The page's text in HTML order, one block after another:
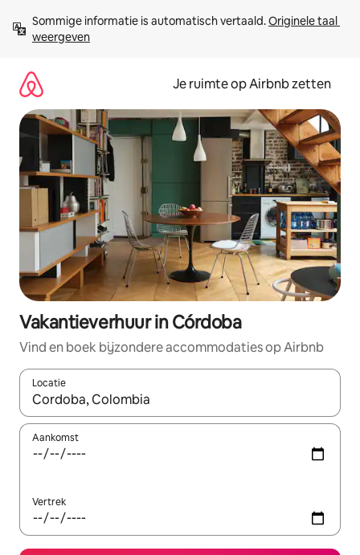
direct
naar
Sommige informatie is automatisch vertaald. Originele taal
weergeven
Je ruimte op Airbnb zetten
Vakantieverhuur in Córdoba
Vind en boek bijzondere accommodaties op Airbnb
Locatie
Wanneer er suggesties beschikbaar zijn, maak je een keuze
Aankomst
Vertrek